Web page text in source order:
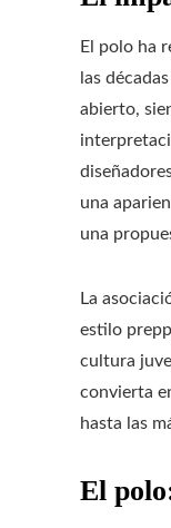
El polo ha
las
abierto,
una
una
La
estilo
cultura
convierta
hasta las
El